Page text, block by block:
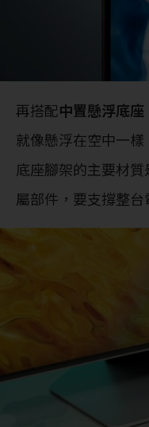
再搭配中置懸浮底座
就像懸浮在空中一
底座腳架的主要材
屬部件，要支撐整